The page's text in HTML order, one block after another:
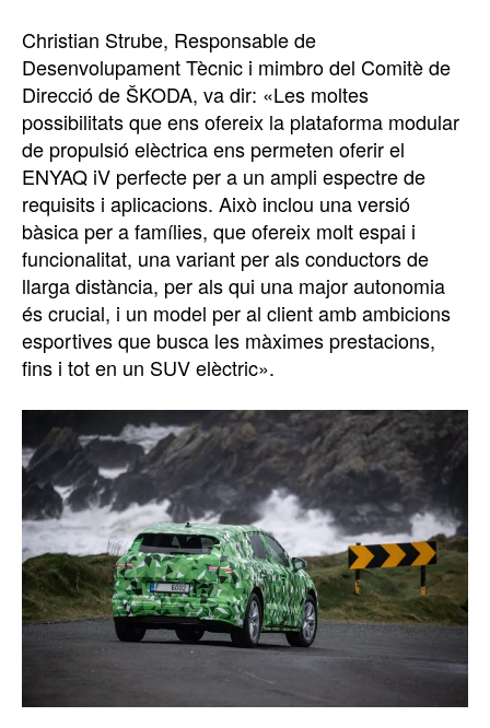
Christian Strube, Responsable de
Desenvolupament Tècnic i mimbro del Comitè de
Direcció de ŠKODA, va dir: «Les moltes
possibilitats que ens ofereix la plataforma modular
de propulsió elèctrica ens permeten oferir el
ENYAQ iV perfecte per a un ampli espectre de
requisits i aplicacions. Això inclou una versió
bàsica per a famílies, que ofereix molt espai i
funcionalitat, una variant per als conductors de
llarga distància, per als qui una major autonomia
és crucial, i un model per al client amb ambicions
esportives que busca les màximes prestacions,
fins i tot en un SUV elèctric».